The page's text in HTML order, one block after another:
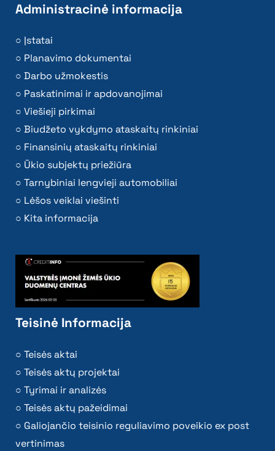
Administracinė informacija
Įstatai
Planavimo dokumentai
Darbo užmokestis
Paskatinimai ir apdovanojimai
Viešieji pirkimai
Biudžeto vykdymo ataskaitų rinkiniai
Finansinių ataskaitų rinkiniai
Ūkio subjektų priežiūra
Tarnybiniai lengvieji automobiliai
Lėšos veiklai viešinti
Kita informacija
Teisinė Informacija
Teisės aktai
Teisės aktų projektai
Tyrimai ir analizės
Teisės aktų pažeidimai
Galiojančio teisinio reguliavimo poveikio ex post
vertinimas